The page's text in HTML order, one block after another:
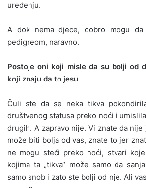
uređenju.
A dok nema djece, dobro mogu
pedigreom, naravno.
Postoje oni koji misle da su bolji od
koji znaju da to jesu.
Čuli ste da se neka tikva
društvenog statusa preko noći i
drugih. A zapravo nije. Vi znate da nije
može biti bolja od vas, znate to jer
ne mogu steći preko noći, stvari
kojima ta „tikva“ može samo da
samo snob i zato ste bolji od nje. Ali